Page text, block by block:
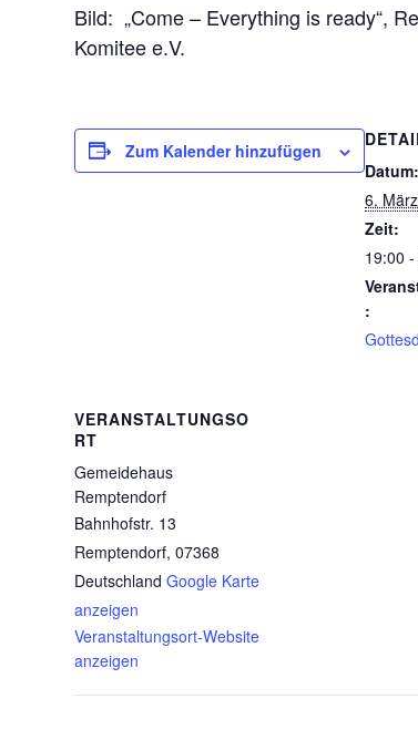
Bild: „Come – Everything is ready“,
Komitee e.V.
Zum Kalender hinzufügen
Datum:
6.
Zeit:
19:00
:
VERANSTALTUNGSO
RT
Gemeidehaus
Remptendorf
Bahnhofstr. 13
Remptendorf, 07368
Deutschland Google Karte
anzeigen
Veranstaltungsort-Website
anzeigen